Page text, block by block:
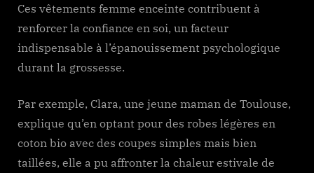
Ces vêtements femme enceinte contribuent à
renforcer la confiance en soi, un facteur
indispensable à l’épanouissement psychologique
durant la grossesse.
Par exemple, Clara, une jeune maman de Toulouse,
explique qu’en optant pour des robes légères en
coton bio avec des coupes simples mais bien
taillées, elle a pu affronter la chaleur estivale de